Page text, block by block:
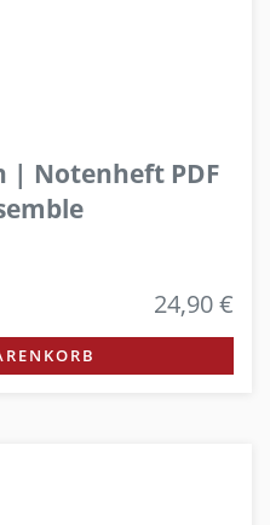
| Notenheft PDF
24,90 €